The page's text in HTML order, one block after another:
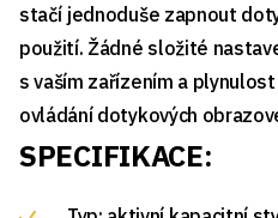
stačí jednoduše zapnout
použití. Žádné složité
s vaším zařízením a
ovládání dotykových
SPECIFIKACE: